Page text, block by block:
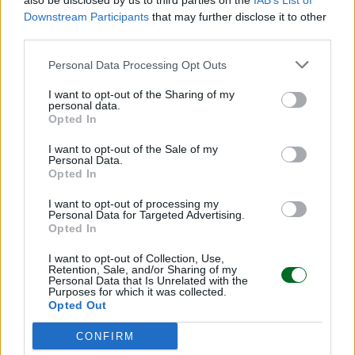
Downstream Participants that may further disclose it to other
Personal Data Processing Opt Outs
I want to opt-out of the Sharing of my
personal data.
Opted In
I want to opt-out of the Sale of my
Personal Data.
Opted In
I want to opt-out of processing my
Personal Data for Targeted Advertising.
Opted In
I want to opt-out of Collection, Use,
Retention, Sale, and/or Sharing of my
Personal Data that Is Unrelated with the
Purposes for which it was collected.
Opted Out
CONFIRM
COSTO
MENSILE
SIM dati
SIM dati (solo
SIM dati
(Giga
illimitati)
19,98 €/mese
Giga illimitati
8,65 €/mese
(fisso +
mobile)